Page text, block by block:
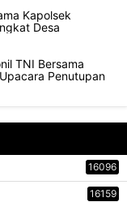
Kapolsek
Desa
TNI Bersama
Penutupan
16096
16159